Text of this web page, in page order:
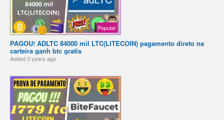
Popular
PAGOU! ADLTC 84000 mil LTC(LITECOIN) pagamento direto na
carteira ganh btc gratis
Added3 years ago